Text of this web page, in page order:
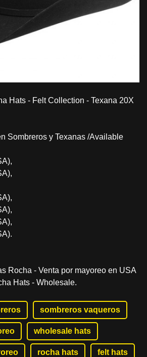
Hats - Felt Collection - Texana 20X
Sombreros y Texanas /Available
Rocha - Venta por mayoreo en USA
Hats - Wholesale.
sombreros vaqueros
wholesale hats
rocha hats felt hats